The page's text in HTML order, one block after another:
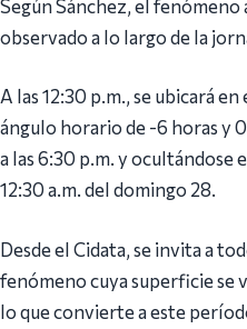
Según Sánchez, el
observado a lo largo de la
A las 12:30 p.m., se ubicará
ángulo horario de -6 horas y
a las 6:30 p.m. y ocultándose
12:30 a.m. del domingo 28.
Desde el Cidata, se invita a
fenómeno cuya superficie se
lo que convierte a este